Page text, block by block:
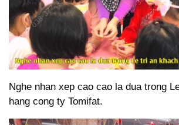
Nghe nhan xep cao cao la dua trong
hang cong ty Tomifat.